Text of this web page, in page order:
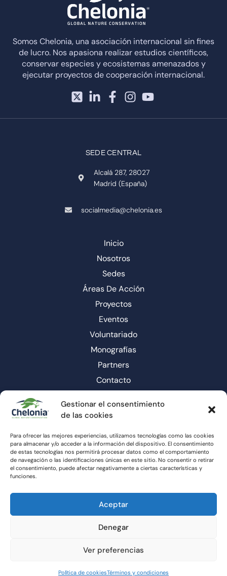
Gestionar el consentimiento
de las cookies
Para ofrecer las mejores experiencias, utilizamos tecnologías como las cookies
para almacenar y/o acceder a la información del dispositivo. El consentimiento
de estas tecnologías nos permitirá procesar datos como el comportamiento
de navegación o las identificaciones únicas en este sitio. No consentir o retirar
el consentimiento, puede afectar negativamente a ciertas características y
funciones.
Aceptar
Denegar
Ver preferencias
Política de cookiesTérminos y condiciones
Somos Chelonia, una asociación internacional sin fines
de lucro. Nos apasiona realizar estudios científicos,
conservar especies y ecosistemas amenazados y
ejecutar proyectos de cooperación internacional.
SEDE CENTRAL
Alcalá 287, 28027
Madrid (España)
socialmedia@chelonia.es
Inicio
Nosotros
Sedes
Áreas De Acción
Proyectos
Eventos
Voluntariado
Monografías
Partners
Contacto
Ⓒ 2023-2025 ASOCIACIÓN CHELONIA INTERNACIONAL
Diseño y desarrollo por
Política de Cookies ( UE)